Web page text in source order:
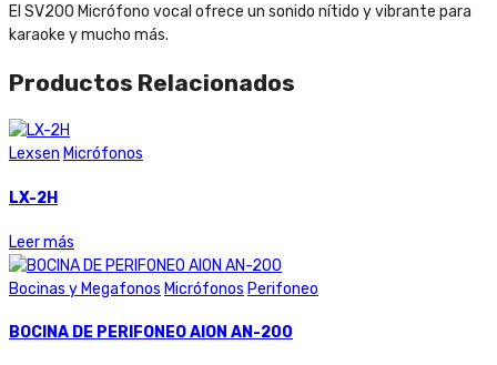
El SV200 Micrófono vocal ofrece un sonido nítido y vibrante para
karaoke y mucho más.
Productos Relacionados
Lexsen Micrófonos
LX-2H
Leer más
Bocinas y Megafonos Micrófonos Perifoneo
BOCINA DE PERIFONEO AION AN-200